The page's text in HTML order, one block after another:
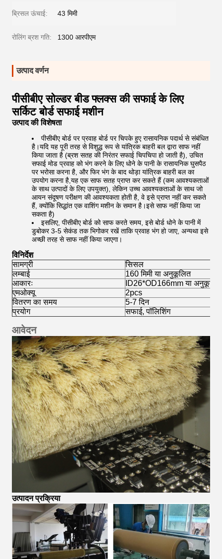
ब्रिसल ऊंचाई: 43 मिमी
रोलिंग ब्रश गति: 1300 आरपीएम
उत्पाद वर्णन
पीसीबीए सोल्डर बीड फ्लक्स की सफाई के लिए
सर्किट बोर्ड सफाई मशीन
उत्पाद की विशेषता
पीसीबीए बोर्ड पर प्रवाह बोर्ड पर चिपके हुए रासायनिक पदार्थ से संबंधित
है।यदि यह पूरी तरह से विशुद्ध रूप से यांत्रिक बाहरी बल द्वारा साफ नहीं
किया जाता है (ब्रश सतह की निरंतर सफाई चिपचिपा हो जाती है), उचित
सफाई मोड प्रवाह को भंग करने के लिए धोने के पानी के रासायनिक घुसपैठ
पर भरोसा करना है, और फिर भंग के बाद थोड़ा यांत्रिक बाहरी बल का
उपयोग करना है,यह एक साफ सतह प्राप्त कर सकते हैं (कम आवश्यकताओं
के साथ उत्पादों के लिए उपयुक्त), लेकिन उच्च आवश्यकताओं के साथ जो
आयन संदूषण परीक्षण की आवश्यकता होती है, वे इसे प्राप्त नहीं कर सकते
हैं, क्योंकि सिद्धांत एक वाशिंग मशीन के समान है।इसे साफ नहीं किया जा
सकता है)
इसलिए, पीसीबीए बोर्ड को साफ करते समय, इसे बोर्ड धोने के पानी में
डुबोकर 3-5 सेकंड तक भिगोकर रखें ताकि प्रवाह भंग हो जाए, अन्यथा इसे
अच्छी तरह से साफ नहीं किया जाएगा।
विनिर्देश
सामग्री
सिसल
लम्बाई
160 मिमी या अनुकूलित
आकारः
ID26*OD166mm या अनुकूलित
एमओक्यू
2pcs
वितरण का समय
5-7 दिन
प्रयोग
सफाई, पॉलिशिंग
आवेदन
उत्पादन प्रक्रिया